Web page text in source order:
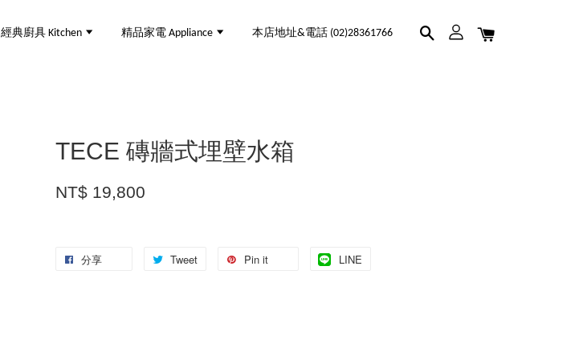
經典廚具 Kitchen 精品家電 Appliance 本店地址&電話 (02)28361766
TECE 磚牆式埋壁水箱
NT$ 19,800
分享 Tweet Pin it LINE